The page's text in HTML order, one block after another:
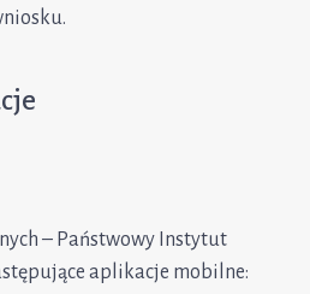
– Państwowy Instytut
aplikacje mobilne: